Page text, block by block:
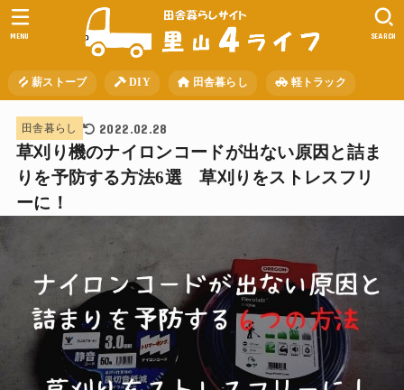
薪ストーブ DIY 田舎暮らし 軽トラック
SEARCH
MENU
田舎暮らし 2022.02.28
草刈り機のナイロンコードが出ない原因と詰ま
りを予防する方法6選 草刈りをストレスフリ
ーに！